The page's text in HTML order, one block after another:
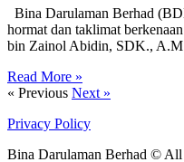
Bina Darulaman Berhad
hormat dan taklimat
bin Zainol Abidin, SDK.,
Read More »
« Previous Next »
Privacy Policy
Bina Darulaman Berhad © All